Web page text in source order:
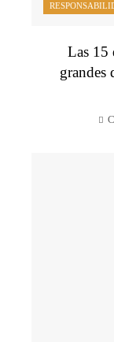
Las 15
grandes